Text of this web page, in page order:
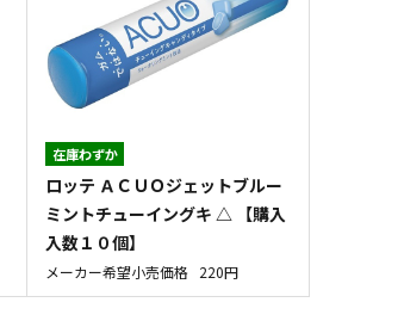
在庫わずか
ロッテ ＡＣＵＯジェットブルー
ミントチューイングキ △ 【購入
入数１０個】
メーカー希望小売価格 220円